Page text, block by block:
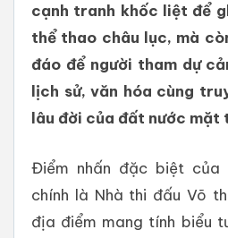
cạnh tranh khốc liệt để
thể thao châu lục, mà
đáo để người tham dự
lịch sử, văn hóa cùng
lâu đời của đất nước mặt
Điểm nhấn đặc biệt
chính là Nhà thi đấu Võ
địa điểm mang tính biểu